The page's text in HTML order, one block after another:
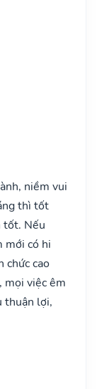
niềm vui
thì tốt
tốt. Nếu
mới có hi
chức cao
mọi việc êm
thuận lợi,